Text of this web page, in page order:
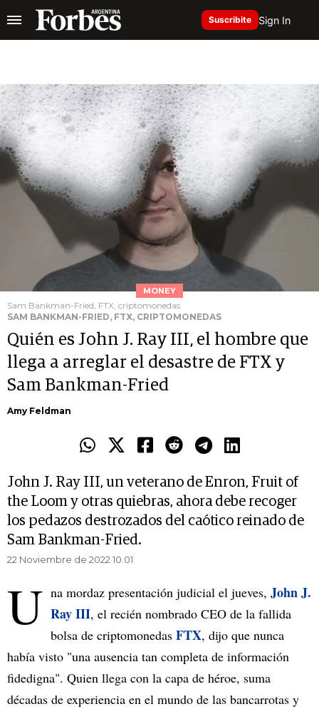
Suscribite Sign In
MONEY
Sam Bankman-Fried, FTX, criptomonedas
SAM BANKMAN-FRIED, FTX, CRIPTOMONEDAS
Quién es John J. Ray III, el hombre que
llega a arreglar el desastre de FTX y
Sam Bankman-Fried
Amy Feldman
John J. Ray III, un veterano de Enron, Fruit of
the Loom y otras quiebras, ahora debe recoger
los pedazos destrozados del caótico reinado de
Sam Bankman-Fried.
22 Noviembre de 2022 10.01
U na mordaz presentación judicial el jueves, John J.
Ray III, el recién nombrado CEO de la fallida
bolsa de criptomonedas FTX, dijo que nunca
había visto "una ausencia tan completa de información
fidedigna". Quien llega con la capa de héroe, suma
décadas de experiencia en el mundo de las bancarrotas y